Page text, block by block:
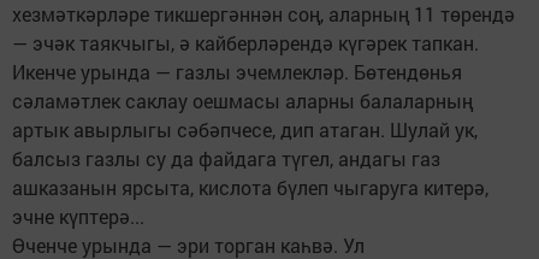
хезмәткәрләре тикшергәннән соң, аларның 11 төрендә
— эчәк таякчыгы, ә кайберләрендә күгәрек тапкан.
Икенче урында — газлы эчемлекләр. Бөтендөнья
сәламәтлек саклау оешмасы аларны балаларның
артык авырлыгы сәбәпчесе, дип атаган. Шулай ук,
балсыз газлы су да файдага түгел, андагы газ
ашказанын ярсыта, кислота бүлеп чыгаруга китерә,
эчне күптерә...
Өченче урында — эри торган каһвә. Ул